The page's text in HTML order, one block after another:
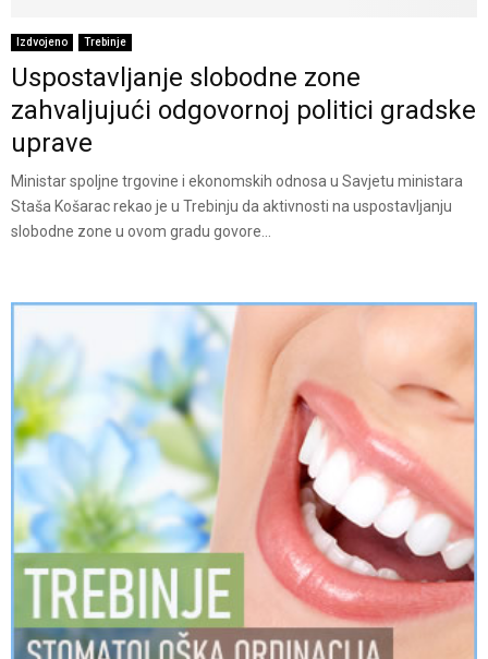
Izdvojeno Trebinje
Uspostavljanje slobodne zone
zahvaljujući odgovornoj politici gradske
uprave
Ministar spoljne trgovine i ekonomskih odnosa u Savjetu ministara
Staša Košarac rekao je u Trebinju da aktivnosti na uspostavljanju
slobodne zone u ovom gradu govore...